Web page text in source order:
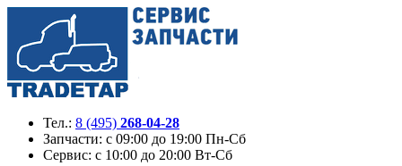
Тел.: 8 (495) 268-04-28
Запчасти: с 09:00 до 19:00 Пн-Сб
Сервис: с 10:00 до 20:00 Вт-Сб